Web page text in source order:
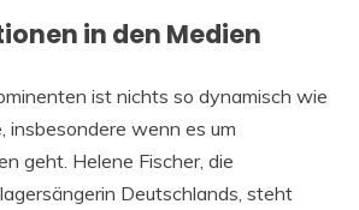
in den Medien
ist nichts so dynamisch wie
insbesondere wenn es um
geht. Helene Fischer, die
Deutschlands, steht